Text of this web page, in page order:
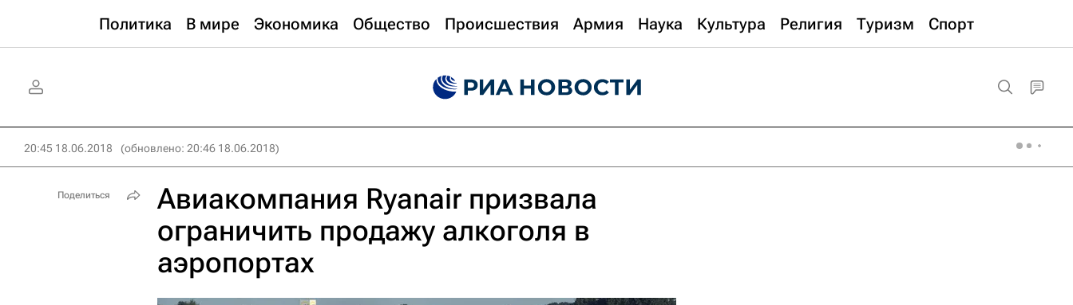
Политика В мире Экономика Общество Происшествия Армия Наука Культура Религия Туризм Спорт
20:45 18.06.2018 (обновлено: 20:46 18.06.2018)
Авиакомпания Ryanair призвала
ограничить продажу алкоголя в
аэропортах
Поделиться